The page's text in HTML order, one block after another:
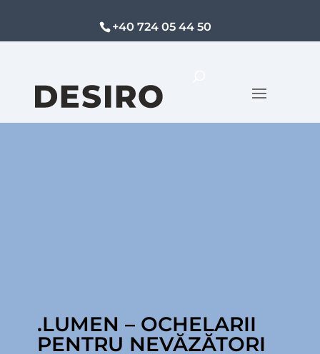
+40 724 05 44 50
.LUMEN – OCHELARII
PENTRU NEVĂZĂTORI